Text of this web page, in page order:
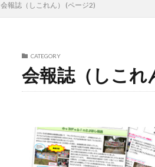
会報誌（しこれん） (ページ2)
CATEGORY
会報誌（しこれ